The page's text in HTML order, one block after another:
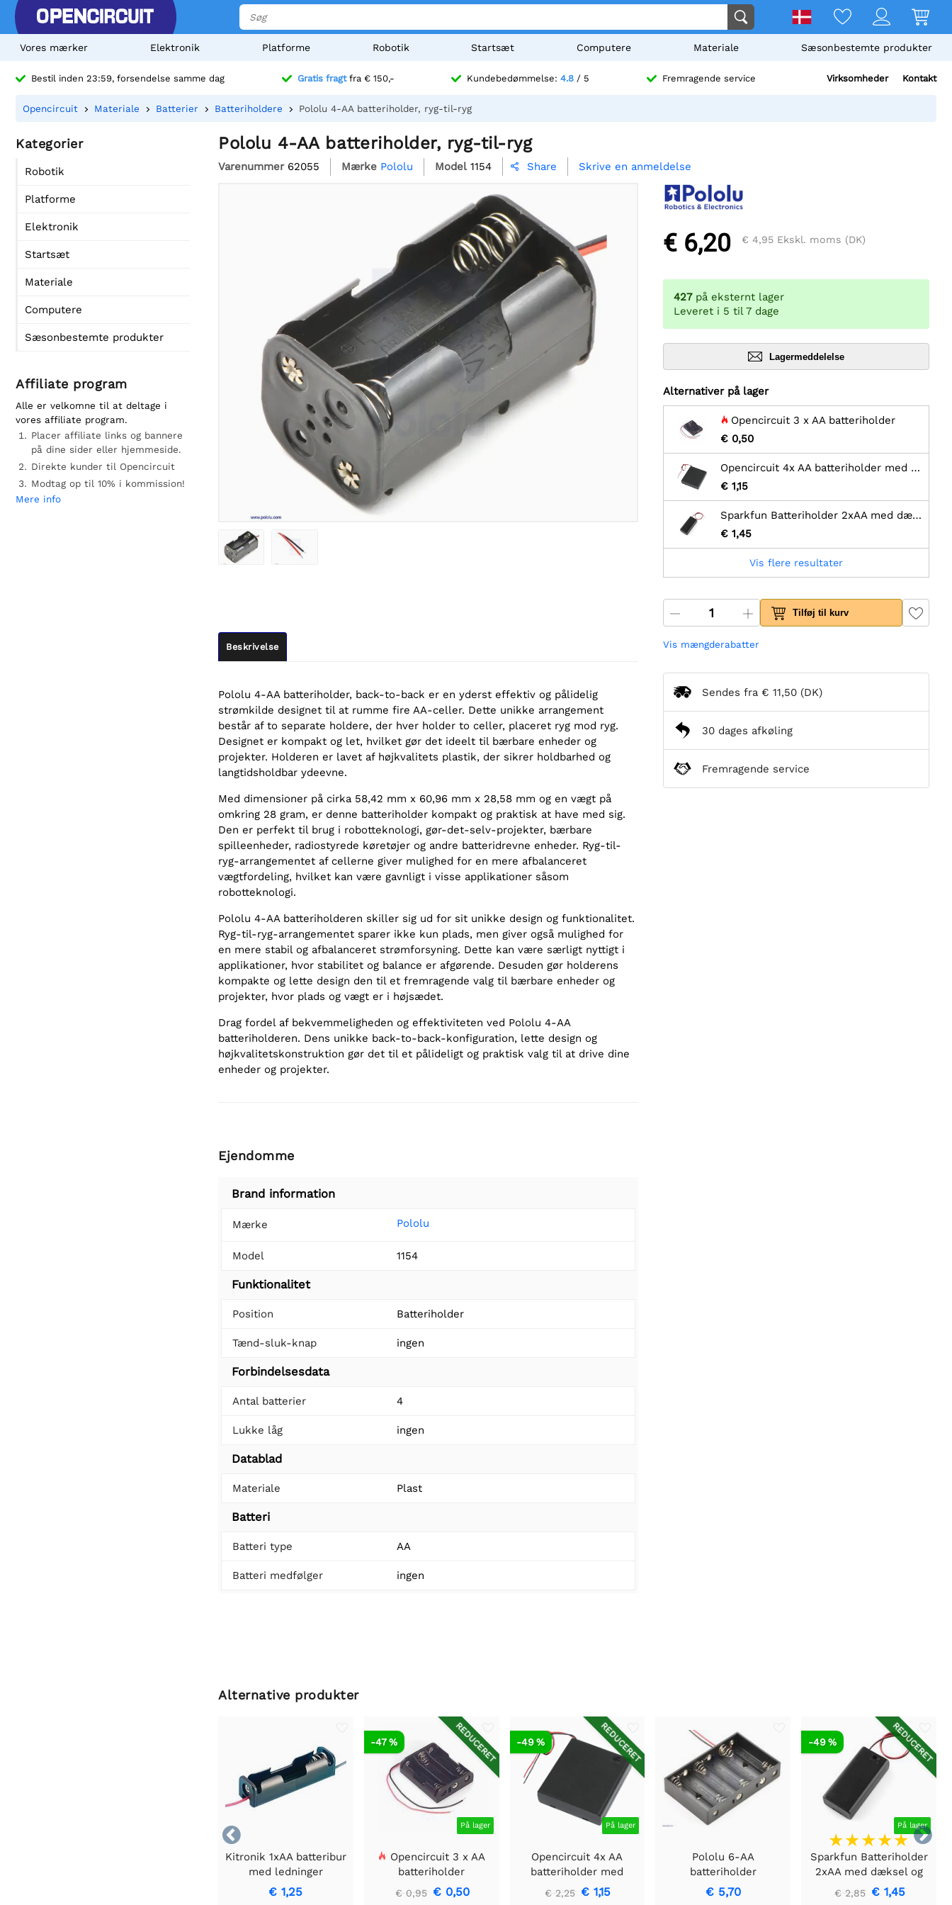
Vores mærker Elektronik Platforme Robotik Startsæt Computere Materiale Sæsonbestemte produkter
Bestil inden 23:59, forsendelse samme dag Gratis fragtfra € 150,- Kundebedømmelse: 4.8 / 5 Fremragende service Virksomheder Kontakt
Opencircuit Materiale Batterier Batteriholdere Pololu 4-AA batteriholder, ryg-til-ryg
Kategorier
Robotik
Platforme
Elektronik
Startsæt
Materiale
Computere
Sæsonbestemte produkter
Affiliate program
Alle er velkomne til at deltage i
vores affiliate program.
Placer affiliate links og bannere
på dine sider eller hjemmeside.
Direkte kunder til Opencircuit
Modtag op til 10% i kommission!
Mere info
Pololu 4-AA batteriholder, ryg-til-ryg
Varenummer 62055 Mærke Pololu Model 1154  Share Skrive en anmeldelse
Beskrivelse
Pololu 4-AA batteriholder, back-to-back er en yderst effektiv og pålidelig
strømkilde designet til at rumme fire AA-celler. Dette unikke arrangement
består af to separate holdere, der hver holder to celler, placeret ryg mod ryg.
Designet er kompakt og let, hvilket gør det ideelt til bærbare enheder og
projekter. Holderen er lavet af højkvalitets plastik, der sikrer holdbarhed og
langtidsholdbar ydeevne.
Med dimensioner på cirka 58,42 mm x 60,96 mm x 28,58 mm og en vægt på
omkring 28 gram, er denne batteriholder kompakt og praktisk at have med sig.
Den er perfekt til brug i robotteknologi, gør-det-selv-projekter, bærbare
spilleenheder, radiostyrede køretøjer og andre batteridrevne enheder. Ryg-til-
ryg-arrangementet af cellerne giver mulighed for en mere afbalanceret
vægtfordeling, hvilket kan være gavnligt i visse applikationer såsom
robotteknologi.
Pololu 4-AA batteriholderen skiller sig ud for sit unikke design og funktionalitet.
Ryg-til-ryg-arrangementet sparer ikke kun plads, men giver også mulighed for
en mere stabil og afbalanceret strømforsyning. Dette kan være særligt nyttigt i
applikationer, hvor stabilitet og balance er afgørende. Desuden gør holderens
kompakte og lette design den til et fremragende valg til bærbare enheder og
projekter, hvor plads og vægt er i højsædet.
Drag fordel af bekvemmeligheden og effektiviteten ved Pololu 4-AA
batteriholderen. Dens unikke back-to-back-konfiguration, lette design og
højkvalitetskonstruktion gør det til et pålideligt og praktisk valg til at drive dine
enheder og projekter.
Ejendomme
Brand information
Mærke Pololu
Model 1154
Funktionalitet
Position Batteriholder
Tænd-sluk-knap ingen
Forbindelsesdata
Antal batterier 4
Lukke låg ingen
Datablad
Materiale Plast
Batteri
Batteri type AA
Batteri medfølger ingen
€ 6,20 € 4,95 Ekskl. moms (DK)
427 på eksternt lager
Leveret i 5 til 7 dage
Lagermeddelelse
Alternativer på lager
Opencircuit 3 x AA batteriholder
€ 0,50
Opencircuit 4x AA batteriholder med kontakt
€ 1,15
Sparkfun Batteriholder 2xAA med dæksel og kontakt - JST stik
€ 1,45
Vis flere resultater
Tilføj til kurv
Vis mængderabatter
Sendes fra € 11,50 (DK)
30 dages afkøling
Fremragende service
Alternative produkter


Kitronik 1xAA batteribur
med ledninger
€ 1,25
REDUCERET
På lager
-47 %
Opencircuit 3 x AA
batteriholder
€ 0,95 € 0,50
REDUCERET
På lager
-49 %
Opencircuit 4x AA
batteriholder med
kontakt
€ 2,25 € 1,15
Pololu 6-AA
batteriholder
€ 5,70
REDUCERET
På lager
-49 %
Sparkfun Batteriholder
2xAA med dæksel og
kontakt - JST stik
€ 2,85 € 1,45